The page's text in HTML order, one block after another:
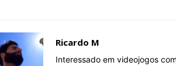
Ricardo M
Interessado em videojogos